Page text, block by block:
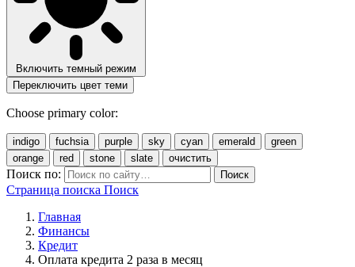
Включить темный режим
Переключить цвет теми
Choose primary color:
indigo fuchsia purple sky cyan emerald
green
orange
red stone slate очистить
Поиск по: Поиск
Страница поиска Поиск
Главная
Финансы
Кредит
Оплата кредита 2 раза в месяц